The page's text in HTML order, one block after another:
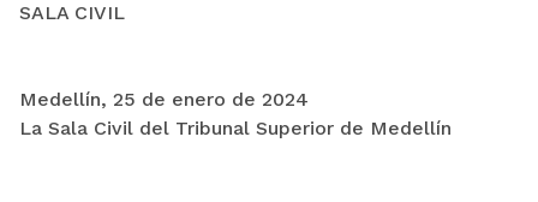
SALA CIVIL
Medellín, 25 de enero de 2024
La Sala Civil del Tribunal Superior de Medellín